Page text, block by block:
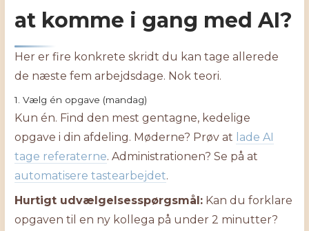
at komme i gang med AI?
Her er fire konkrete skridt du kan tage allerede
de næste fem arbejdsdage. Nok teori.
1. Vælg én opgave (mandag)
Kun én. Find den mest gentagne, kedelige
opgave i din afdeling. Møderne? Prøv at lade AI
tage referaterne. Administrationen? Se på at
automatisere tastearbejdet.
Hurtigt udvælgelsesspørgsmål: Kan du forklare
opgaven til en ny kollega på under 2 minutter?